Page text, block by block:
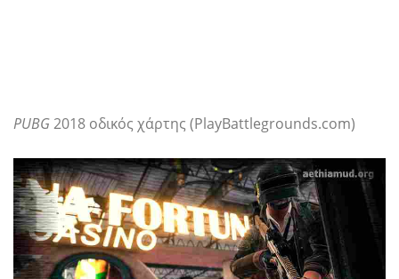
PUBG2018 οδικός χάρτης (PlayBattlegrounds.com)